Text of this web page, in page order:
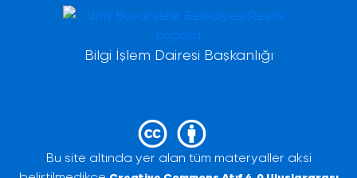
Bilgi İşlem Dairesi Başkanlığı
Bu site altında yer alan tüm materyaller aksi